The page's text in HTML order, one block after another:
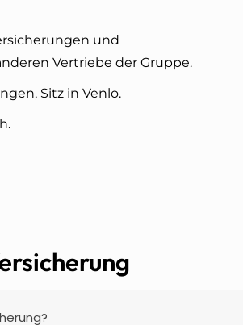
und
Vertriebe der Gruppe.
Sitz in Venlo.